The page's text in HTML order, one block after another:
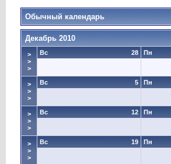
Обычный календарь
Декабрь 2010
>
>
>
28
Вс Пн
>
>
>
5
Вс Пн
>
>
>
12
Вс Пн
>
>
>
19
Вс Пн